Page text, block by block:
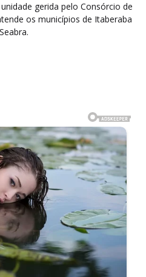
gerida pelo Consórcio de
os municípios de Itaberaba